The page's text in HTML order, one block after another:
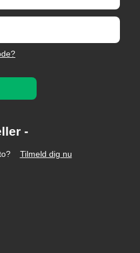
Tilmeld dig nu